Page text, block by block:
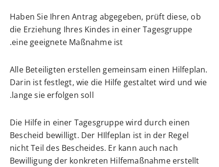
Haben Sie Ihren Antrag abgegeben, prüft diese, ob
die Erziehung Ihres Kindes in einer Tagesgruppe
eine geeignete Maßnahme ist.
Alle Beteiligten erstellen gemeinsam einen Hilfeplan.
Darin ist festlegt, wie die Hilfe gestaltet wird und wie
lange sie erfolgen soll.
Die Hilfe in einer Tagesgruppe wird durch einen
Bescheid bewilligt. Der HIlfeplan ist in der Regel
nicht Teil des Bescheides. Er kann auch nach
Bewilligung der konkreten Hilfemaßnahme erstellt